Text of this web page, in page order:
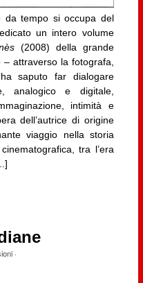
da tempo si occupa del
un intero volume
(2008) della grande
– attraverso la fotografa,
saputo far dialogare
analogico e digitale,
intimità e
dell’autrice di origine
viaggio nella storia
tra l’era
·